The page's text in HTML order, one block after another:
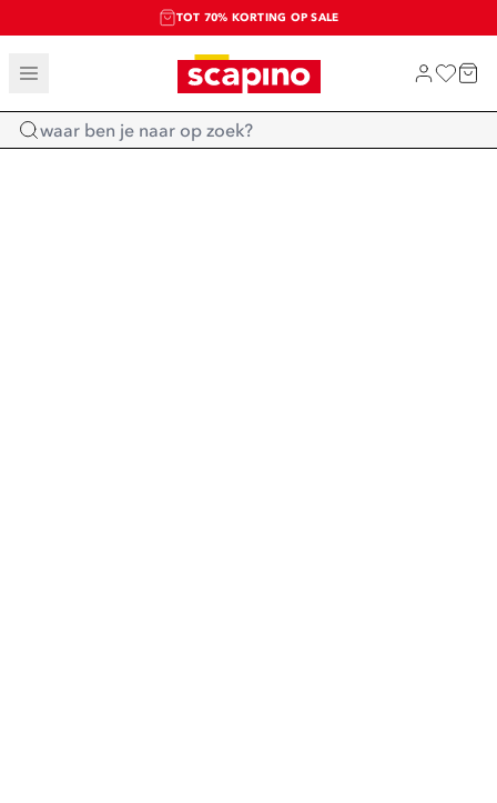
TOT 70% KORTING OP SALE
SALE: LAATSTE KANS!
SHOP NIEUW
Home